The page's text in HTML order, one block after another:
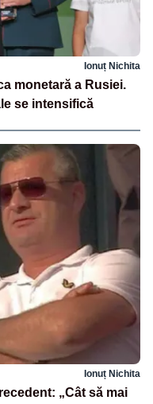
Ionuț Nichita
monetară a Rusiei.
se intensifică
Ionuț Nichita
„Cât să mai